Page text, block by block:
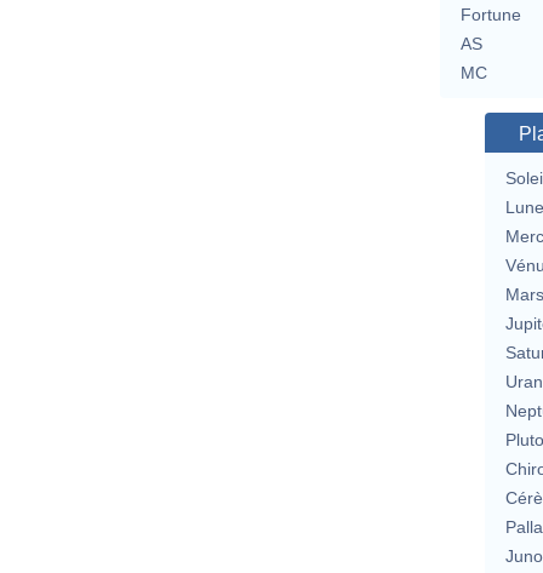
Fortune
AS
MC
Lune
Mars